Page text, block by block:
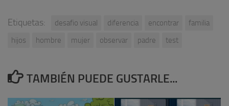
Etiquetas: desafio visual diferencia encontrar
familia
hijos
hombre mujer observar padre test
TAMBIÉN PUEDE GUSTARLE...